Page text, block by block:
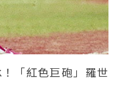
「紅色巨砲」羅世